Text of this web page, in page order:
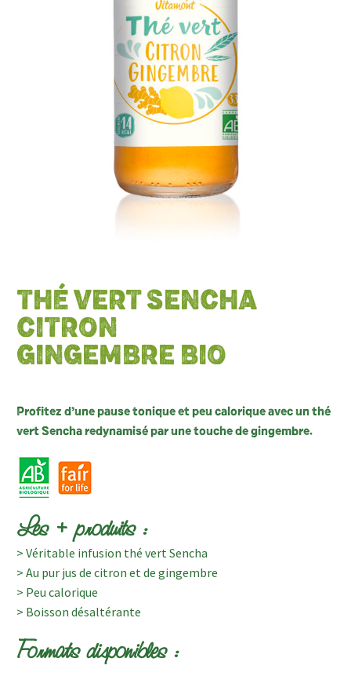
THÉ VERT SENCHA
CITRON
GINGEMBRE BIO
Profitez d’une pause tonique et peu calorique avec un thé
vert Sencha redynamisé par une touche de gingembre.
Les + produits :
> Véritable infusion thé vert Sencha
> Au pur jus de citron et de gingembre
> Peu calorique
> Boisson désaltérante
Formats disponibles :